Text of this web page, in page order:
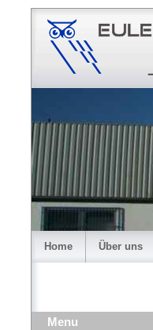
Home Über uns
Menu